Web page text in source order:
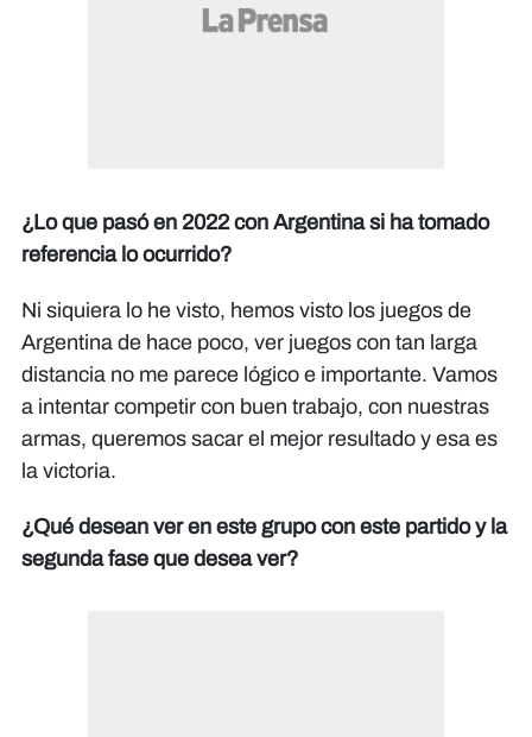
¿Lo que pasó en 2022 con Argentina si ha tomado
referencia lo ocurrido?
Ni siquiera lo he visto, hemos visto los juegos de
Argentina de hace poco, ver juegos con tan larga
distancia no me parece lógico e importante. Vamos
a intentar competir con buen trabajo, con nuestras
armas, queremos sacar el mejor resultado y esa es
la victoria.
¿Qué desean ver en este grupo con este partido y la
segunda fase que desea ver?